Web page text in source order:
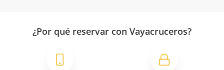
¿Por qué reservar con Vayacruceros?